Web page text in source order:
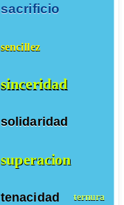
sacrificio
sencillez
sinceridad
solidaridad
superacion
tenacidad ternura